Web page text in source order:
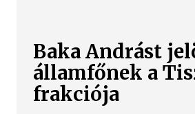
Baka Andrást
államfőnek a
frakciója